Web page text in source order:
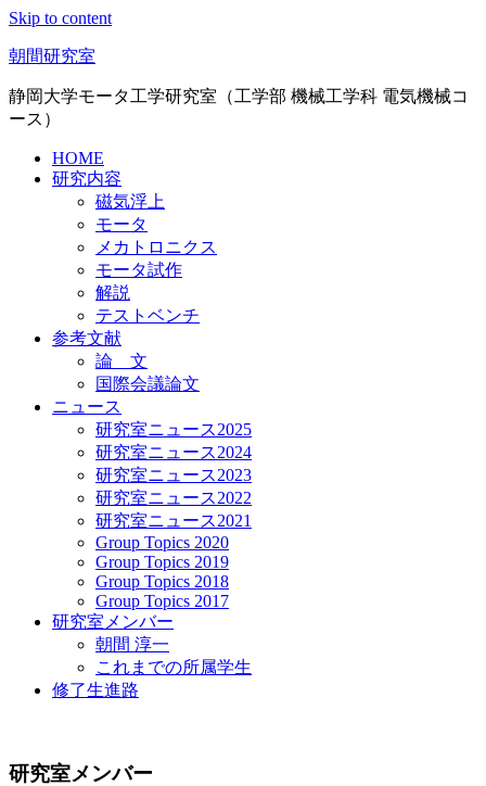
Skip to content
朝間研究室
静岡大学モータ工学研究室（工学部 機械工学科 電気機械コ
ース）
HOME
研究内容
磁気浮上
モータ
メカトロニクス
モータ試作
解説
テストベンチ
参考文献
論 文
国際会議論文
ニュース
研究室ニュース2025
研究室ニュース2024
研究室ニュース2023
研究室ニュース2022
研究室ニュース2021
Group Topics 2020
Group Topics 2019
Group Topics 2018
Group Topics 2017
研究室メンバー
朝間 淳一
これまでの所属学生
修了生進路
研究室メンバー